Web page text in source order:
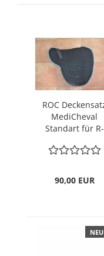
ROC
MediCheval
Standart für R-
90,00 EUR
NEU